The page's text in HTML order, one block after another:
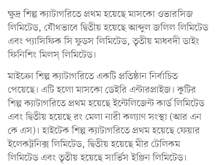
ক্ষুদ্র শিল্প ক্যাটাগরিতে প্রথম হয়েছে মাসকো ওভারসিজ
লিমিটেড, যৌথভাবে দ্বিতীয় হয়েছে আব্দুল জলিল লিমিটেড
এবং প্যাসিফিক সি ফুডস লিমিটেড, তৃতীয় মাধবদী ডাইং
ফিনিশিং মিলস্ লিমিটেড।
মাইক্রো শিল্প ক্যাটাগরিতে একটি প্রতিষ্ঠান নির্বাচিত
পেয়েছে। এটি হলো মাসকো ডেইরি এন্টারপ্রাইজ। কুটির
শিল্প ক্যাটাগরিতে প্রথম হয়েছে ইন্টেলিজেন্ট কার্ড লিমিটেড
এবং দ্বিতীয় হয়েছে রং মেলা নারী কল্যাণ সংস্থা (আর এন
কে এস)। হাইটেক শিল্প ক্যাটাগরিতে প্রথম হয়েছে ফেয়ার
ইলেকট্রনিক্স লিমিটেড, দ্বিতীয় হয়েছে মীর টেলিকম
লিমিটেড এবং তৃতীয় হয়েছে সার্ভিস ইঞ্জিন লিমিটেড।